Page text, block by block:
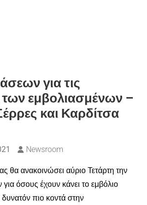
για τις
των εμβολιασμένων –
και Καρδίτσα
Newsroom
θα ανακοινώσει αύριο Τετάρτη την
όσους έχουν κάνει το εμβόλιο
πιο κοντά στην